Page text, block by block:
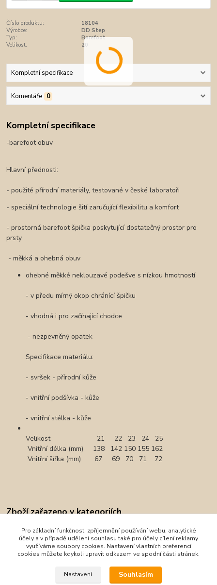
Číslo produktu:
18104
Výrobce:
DD Step
Typ:
Barefoot
Velikost:
20
Kompletní specifikace
Komentáře 0
Kompletní specifikace
-barefoot obuv
Hlavní přednosti:
- použité přírodní materiály, testované v české laboratoři
- speciální technologie šití zaručující flexibilitu a komfort
- prostorná barefoot špička poskytující dostatečný prostor pro
prsty
- měkká a ohebná obuv
ohebné měkké neklouzavé podešve s nízkou hmotností
- v předu mírný okop chránící špičku
- vhodná i pro začínající chodce
- nezpevněný opatek
Specifikace materiálu:
- svršek - přírodní kůže
- vnitřní podšívka - kůže
- vnitřní stélka - kůže
Velikost 21 22 23 24 25
Vnitřní délka (mm) 138 142 150 155 162
Vnitřní šířka (mm) 67 69 70 71 72
Zboží zařazeno v kategoriích
Barefoot obuv
Celoroční obuv
Pro základní funkčnost, zpříjemnění používání webu, analytické
účely a v případě udělení souhlasu také pro účely cílení reklamy
využíváme soubory cookies. Nastavení vlastních preferencí
cookies můžete kdykoli upravit odkazem ve spodní části stránek.
Nastavení Souhlasím